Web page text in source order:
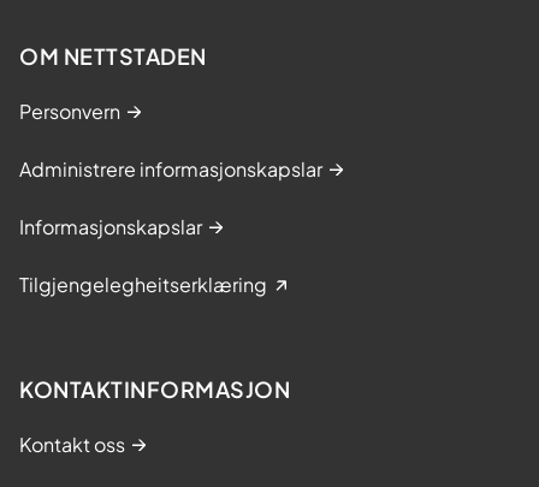
OM NETTSTADEN
Personvern
Administrere informasjonskapslar
Informasjonskapslar
Tilgjengelegheitserklæring
KONTAKTINFORMASJON
Kontakt oss